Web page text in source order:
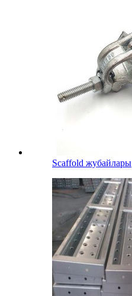
Scaffold жубайлары